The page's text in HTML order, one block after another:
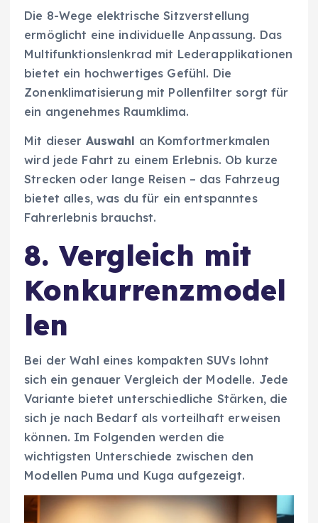
Die 8-Wege elektrische Sitzverstellung
ermöglicht eine individuelle Anpassung. Das
Multifunktionslenkrad mit Lederapplikationen
bietet ein hochwertiges Gefühl. Die
Zonenklimatisierung mit Pollenfilter sorgt für
ein angenehmes Raumklima.
Mit dieser Auswahl an Komfortmerkmalen
wird jede Fahrt zu einem Erlebnis. Ob kurze
Strecken oder lange Reisen – das Fahrzeug
bietet alles, was du für ein entspanntes
Fahrerlebnis brauchst.
8. Vergleich mit
Konkurrenzmodel
len
Bei der Wahl eines kompakten SUVs lohnt
sich ein genauer Vergleich der Modelle. Jede
Variante bietet unterschiedliche Stärken, die
sich je nach Bedarf als vorteilhaft erweisen
können. Im Folgenden werden die
wichtigsten Unterschiede zwischen den
Modellen Puma und Kuga aufgezeigt.